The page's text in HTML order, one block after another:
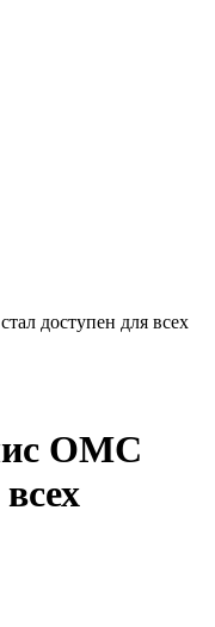
доступен для всех
ОМС